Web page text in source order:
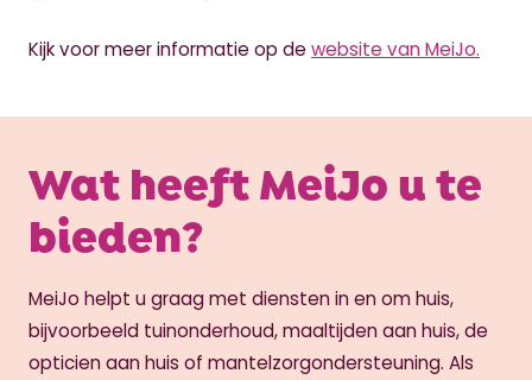
Kijk voor meer informatie op de website van MeiJo.
Wat heeft MeiJo u te
bieden?
MeiJo helpt u graag met diensten in en om huis,
bijvoorbeeld tuinonderhoud, maaltijden aan huis, de
opticien aan huis of mantelzorgondersteuning. Als